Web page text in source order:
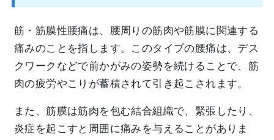
筋・筋膜性腰痛は、腰周りの筋肉や筋膜に関連する
痛みのことを指します。このタイプの腰痛は、デス
クワークなどで前かがみの姿勢を続けることで、筋
肉の疲労やこりが蓄積されて引き起こされます。
また、筋膜は筋肉を包む結合組織で、緊張したり、
炎症を起こすと周囲に痛みを与えることがありま